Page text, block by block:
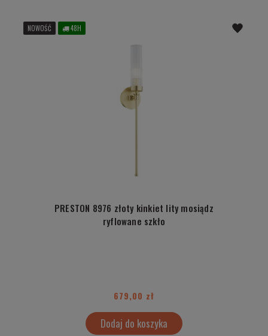
PRESTON 8976 złoty kinkiet lity mosiądz
ryflowane szkło
679,00 zł
Dodaj do koszyka
NOWOŚĆ 48H